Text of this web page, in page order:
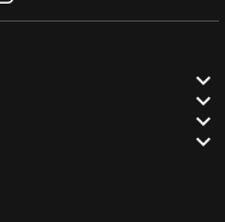



